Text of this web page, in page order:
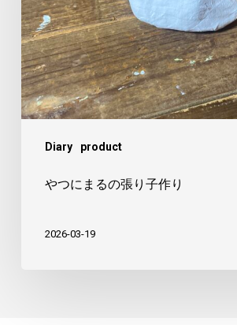
Diary product
る
の
張
り
子
やつにまるの張り子作り
2026-03-19